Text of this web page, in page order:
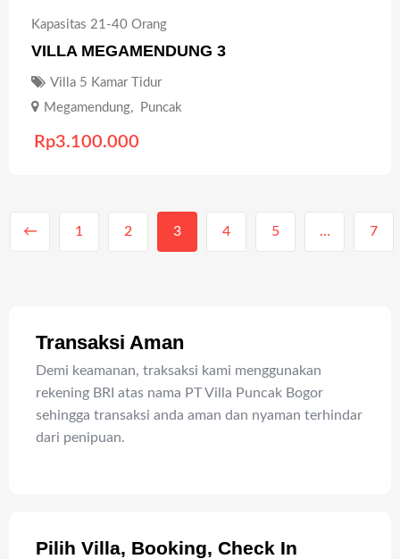
Kapasitas 21-40 Orang
VILLA MEGAMENDUNG 3
Villa 5 Kamar Tidur
Megamendung, Puncak
Rp3.100.000
← 1 2 3 4 5 … 7
Transaksi Aman
Demi keamanan, traksaksi kami menggunakan
rekening BRI atas nama PT Villa Puncak Bogor
sehingga transaksi anda aman dan nyaman terhindar
dari penipuan.
Pilih Villa, Booking, Check In